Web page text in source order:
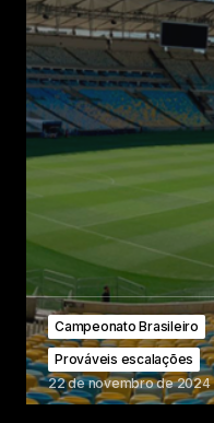
Campeonato Brasileiro
Prováveis escalações
22 de novembro de 2024